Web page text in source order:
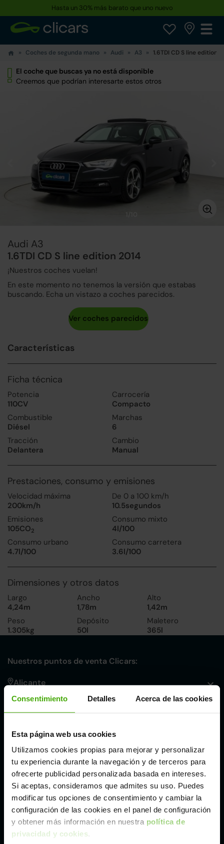
Consentimiento Detalles Acerca de las cookies
Esta página web usa cookies
Utilizamos cookies propias para mejorar y personalizar
tu experiencia durante la navegación y de terceros para
ofrecerte publicidad personalizada basada en intereses.
Si aceptas, consideramos que admites su uso. Puedes
modificar tus opciones de consentimiento y cambiar la
configuración de las cookies en el panel de configuración
y obtener más información en nuestra política de
privacidad y cookies.
Hasta un 30% más barato que uno nuevo
Coches de segunda mano Audi A3 1.6TDI CD S line edition
El coche que buscas ya no está disponible
Creemos que podrían interesarte estos otros
Audi A3
1.6TDI CD S line edition 2014
¡Nuestros coches vuelan!
En este momento no tenemos la versión que estabas
buscando. Echa un vistazo a coches parecidos.
Características
Ficha técnica
Potencia
110CV
Carrocería
Compacto
Combustible
Diésel
Marchas
6
Tracción
Delantera
Cambio
Manual
Prestaciones, consumo y emisiones
Velocidad máxima
200km/h
De 0 a 100 km/h
10.5segundos
Emisiones
105CO2
Consumo mixto
4l/100
Consumo urbano
4.7l/100
Consumo carretera
3.6l/100
Dimensiones y otros datos
Largo
4,24m
Ancho
1,78m
Alto
1,42m
Peso
1.305kg
Depósito
50l
Maletero
365l
Nuestros puntos de venta Clicars:
Alicante
Córdoba
Málaga
Valencia
Zaragoza